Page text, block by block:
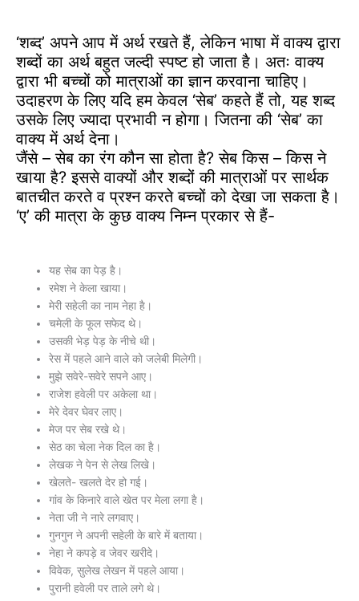
‘शब्द’ अपने आप में अर्थ रखते हैं, लेकिन भाषा मेंवाक्य द्वारा
शब्दों का अर्थ बहुत जल्दी स्पष्ट हो जाता है। अतः वाक्य
द्वारा भी बच्चों को मात्राओं का ज्ञान करवाना चाहिए।
उदाहरण के लिए यदि हम केवल ‘सेब’ कहते हैं तो, यह शब्द
उसके लिए ज्यादा प्रभावी न होगा। जितना की ‘सेब’ का
वाक्य में अर्थ देना।
जैंसे – सेब का रंग कौन सा होता है? सेब किस – किस ने
खाया है? इससे वाक्यों और शब्दों की मात्राओं पर सार्थक
बातचीत करते व प्रश्न करते बच्चों को देखा जा सकता है।
‘ए’ की मात्रा के कुछ वाक्य निम्न प्रकार से हैं-
यह सेब का पेड़ है।
रमेश ने केला खाया।
मेरी सहेली का नाम नेहा है।
चमेली के फूल सफेद थे।
उसकी भेड़ पेड़ के नीचे थी।
रेस में पहले आने वाले को जलेबी मिलेगी।
मुझे सवेरे-सवेरे सपने आए।
राजेश हवेली पर अकेला था।
मेरे देवर घेवर लाए।
मेज पर सेब रखे थे।
सेठ का चेला नेक दिल का है।
लेखक ने पेन से लेख लिखे।
खेलते- खलते देर हो गई।
गांव के किनारे वाले खेत पर मेला लगा है।
नेता जी ने नारे लगवाए।
गुनगुन ने अपनी सहेली के बारे में बताया।
नेहा ने कपड़े व जेवर खरीदे।
विवेक, सुलेख लेखन में पहले आया।
पुरानी हवेली पर ताले लगे थे।